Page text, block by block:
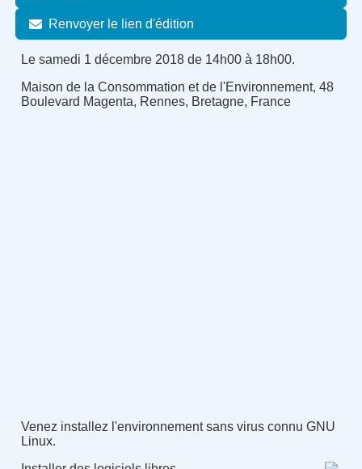
Renvoyer le lien d'édition
Le samedi 1 décembre 2018 de 14h00 à 18h00.
Maison de la Consommation et de l'Environnement, 48
Boulevard Magenta, Rennes, Bretagne, France
Venez installez l'environnement sans virus connu GNU
Linux.